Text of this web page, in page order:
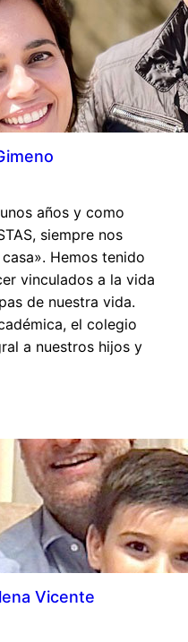
años y como
siempre nos
Hemos tenido
vinculados a la vida
de nuestra vida.
el colegio
a nuestros hijos y
Vicente